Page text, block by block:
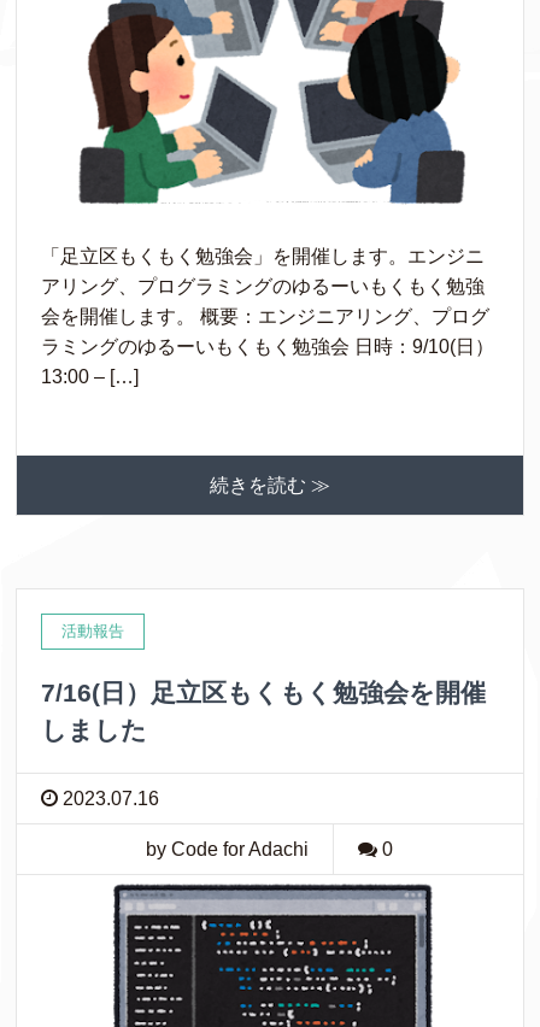
「足立区もくもく勉強会」を開催します。エンジニ
アリング、プログラミングのゆるーいもくもく勉強
会を開催します。 概要：エンジニアリング、プログ
ラミングのゆるーいもくもく勉強会 日時：9/10(日）
13:00 – […]
続きを読む ≫
活動報告
7/16(日）足立区もくもく勉強会を開催
しました
2023.07.16
by Code for Adachi 0